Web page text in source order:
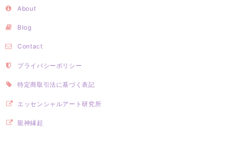
About
Blog
Contact
プライバシーポリシー
特定商取引法に基づく表記
エッセンシャルアート研究所
龍神縁起